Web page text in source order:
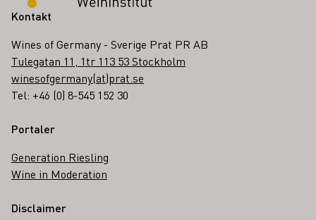
Kontakt
Wines of Germany - Sverige Prat PR AB
Tulegatan 11, 1tr 113 53 Stockholm
winesofgermany(at)prat.se
Tel: +46 (0) 8-545 152 30
Portaler
Generation Riesling
Wine in Moderation
Disclaimer